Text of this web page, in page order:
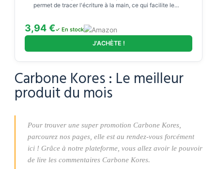
permet de tracer l'écriture à la main, ce qui facilite le
3,94 €✓ En stock
J'ACHÈTE !
Carbone Kores : Le meilleur
produit du mois
Pour trouver une super promotion Carbone Kores,
parcourez nos pages, elle est au rendez-vous forcément
ici ! Grâce à notre plateforme, vous allez avoir le pouvoir
de lire les commentaires Carbone Kores.